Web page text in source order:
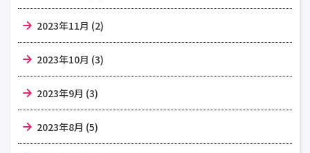
2023年11月 (2)
2023年10月 (3)
2023年9月 (3)
2023年8月 (5)